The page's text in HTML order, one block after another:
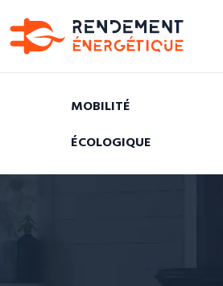
MOBILITÉ
ÉCOLOGIQUE